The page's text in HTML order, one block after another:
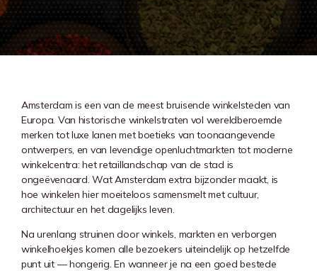
Amsterdam is een van de meest bruisende winkelsteden van
Europa. Van historische winkelstraten vol wereldberoemde
merken tot luxe lanen met boetieks van toonaangevende
ontwerpers, en van levendige openluchtmarkten tot moderne
winkelcentra: het retaillandschap van de stad is
ongeëvenaard. Wat Amsterdam extra bijzonder maakt, is
hoe winkelen hier moeiteloos samensmelt met cultuur,
architectuur en het dagelijks leven.
Na urenlang struinen door winkels, markten en verborgen
winkelhoekjes komen alle bezoekers uiteindelijk op hetzelfde
punt uit — hongerig. En wanneer je na een goed bestede